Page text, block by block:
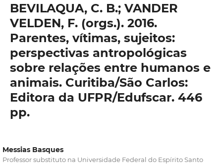
BEVILAQUA, C. B.; VANDER
VELDEN, F. (orgs.). 2016.
Parentes, vítimas, sujeitos:
perspectivas antropológicas
sobre relações entre humanos e
animais. Curitiba/São Carlos:
Editora da UFPR/Edufscar. 446
pp.
Messias Basques
Professor substituto na Universidade Federal do Espírito Santo